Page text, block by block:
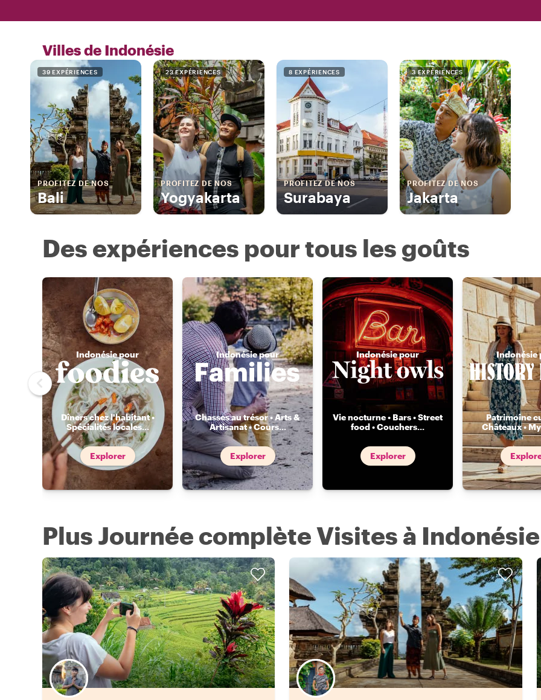
Villes de Indonésie
39 EXPÉRIENCES
PROFITEZ DE NOS
Bali
23 EXPÉRIENCES
PROFITEZ DE NOS
Yogyakarta
8 EXPÉRIENCES
PROFITEZ DE NOS
Surabaya
3 EXPÉRIENCES
PROFITEZ DE NOS
Jakarta
Des expériences pour tous les goûts
Indonésie pour
Dîners chez l'habitant •
Spécialités locales...
Explorer
Indonésie pour
Chasses au trésor • Arts &
Artisanat • Cours...
Explorer
Indonésie pour
Vie nocturne • Bars • Street
food • Couchers...
Explorer
Indonésie
Patrimoine
Châteaux •
Plus Journée complète Visites à Indonésie
Choisissez votre local favori Choisissez votre local favori